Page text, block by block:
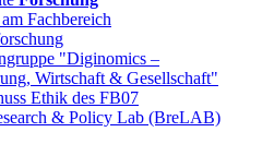
Fachbereich
"Diginomics –
Wirtschaft & Gesellschaft"
Ethik des FB07
& Policy Lab (BreLAB)